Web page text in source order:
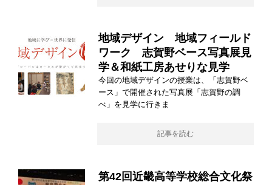
地域デザイン 地域フィールド
ワーク 志賀野ベース写真展見
学＆和紙工房あせりな見学
今回の地域デザインの授業は、「志賀野ベ
ース」で開催された写真展「志賀野の調
べ」を見学に行きま
記事を読む
第42回近畿高等学校総合文化祭